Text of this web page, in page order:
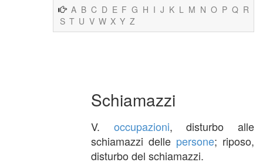
A B C D E F G H I J K L M N O P Q R
S T U V W X Y Z
Schiamazzi
V. occupazioni, disturbo alle
schiamazzi delle persone; riposo,
disturbo del schiamazzi.